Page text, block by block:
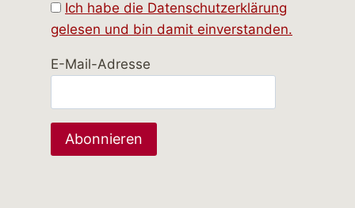
Ich habe die Datenschutzerklärung
gelesen und bin damit einverstanden.
E-Mail-Adresse